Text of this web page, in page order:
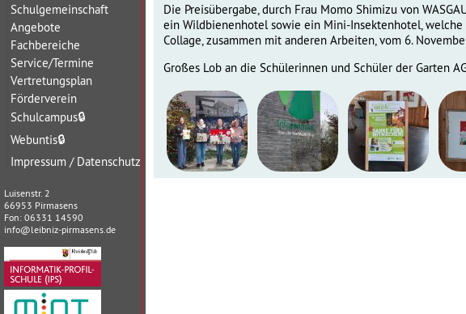
Schulgemeinschaft
Angebote
Fachbereiche
Service/Termine
Vertretungsplan
Förderverein
Schulcampus🔒
Webuntis🔒
Impressum / Datenschutz
Luisenstr. 2
66953 Pirmasens
Fon: 06331 14590
info@leibniz-pirmasens.de
Die Preisübergabe, durch Frau Momo Shimizu von
ein Wildbienenhotel sowie ein Mini-Insektenhotel,
Collage, zusammen mit anderen Arbeiten, vom 6.
Großes Lob an die Schülerinnen und Schüler der Garten